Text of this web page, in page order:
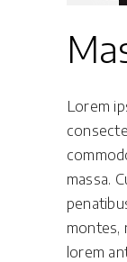
Lorem
massa.
montes,
lorem